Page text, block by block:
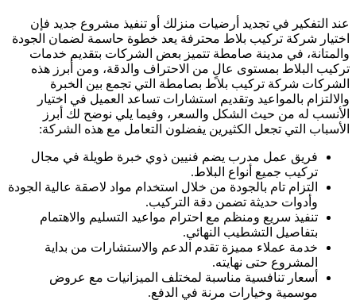
عند التفكير في تجديد أرضيات منزلك أو تنفيذ مشروع جديد فإن
اختيار شركة تركيب بلاط محترفة يعد خطوة حاسمة لضمان الجودة
والمتانة، في مدينة صامطة تتميز بعض الشركات بتقديم خدمات
تركيب البلاط بمستوى عالٍ من الاحتراف والدقة، ومن أبرز هذه
الشركات شركة تركيب بلاط بصامطة التي تجمع بين الخبرة
والالتزام بالمواعيد وتقديم استشارات تساعد العميل في اختيار
الأنسب له من حيث الشكل والسعر، وفيما يلي نوضح لك أبرز
الأسباب التي تجعل الكثيرين يفضلون التعامل مع هذه الشركة:
فريق عمل مدرب يضم فنيين ذوي خبرة طويلة في مجال
تركيب جميع أنواع البلاط.
التزام تام بالجودة من خلال استخدام مواد لاصقة عالية الجودة
وأدوات حديثة تضمن دقة التركيب.
تنفيذ سريع ومنظم مع احترام مواعيد التسليم والاهتمام
بتفاصيل التشطيب النهائي.
خدمة عملاء مميزة تقدم الدعم والاستشارات من بداية
المشروع حتى نهايته.
أسعار تنافسية مناسبة لمختلف الميزانيات مع عروض
موسمية وخيارات مرنة في الدفع.